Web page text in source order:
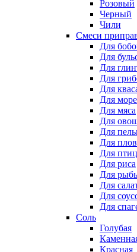
Розовый
Черный
Чили
Смеси
Для
Для
Для
Для
Для
Для
Для мяса
Для
Для
Для
Для
Для риса
Для
Для
Для
Для
Соль
Голубая
Красная